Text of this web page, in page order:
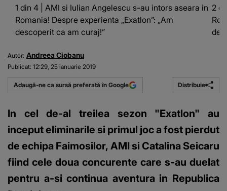
1 din 4 | AMI si Iulian Angelescu s-au intors aseara in
Romania! Despre experienta „Exatlon”: „Am
descoperit ca am curaj!”
2
Autor: Andreea Ciobanu
Publicat: 12:29, 25 ianuarie 2019
Adaugă-ne ca sursă preferată în Google Distribuie
In cel de-al treilea sezon "Exatlon" au
inceput eliminarile si primul joc a fost pierdut
de echipa Faimosilor, AMI si Catalina Seicaru
fiind cele doua concurente care s-au duelat
pentru a-si continua aventura in Republica